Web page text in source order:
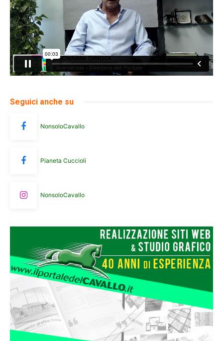
Seguici anche su
NonsoloCavallo
Pianeta Cuccioli
NonsoloCavallo